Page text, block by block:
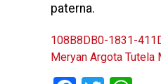
paterna.
108B8DB0-1831-
Meryan Argota Tutela